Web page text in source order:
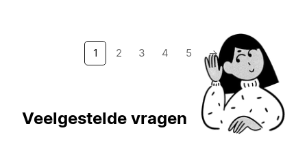
1 2 3 4 5 →
Veelgestelde vragen